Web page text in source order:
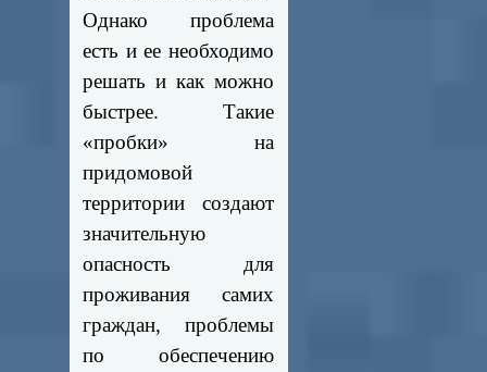
Однако проблема
есть и ее необходимо
решать и как можно
быстрее. Такие
«пробки» на
придомовой
территории создают
значительную
опасность для
проживания самих
граждан, проблемы
по обеспечению